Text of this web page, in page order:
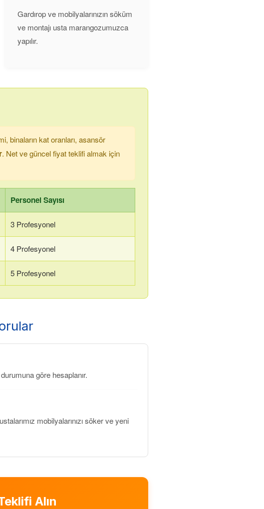
Gardırop ve mobilyalarınızın söküm
ve montajı usta marangozumuzca
yapılır.
binaların kat oranları, asansör
. Net ve güncel fiyat teklifi almak için
Personel Sayısı
3 Profesyonel
4 Profesyonel
5 Profesyonel
göre hesaplanır.
mobilyalarınızı söker ve yeni
Alın